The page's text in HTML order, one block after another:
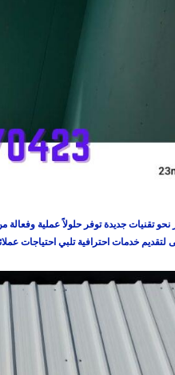
نحو تقنيات جديدة توفر حلولاً عملية
خدمات احترافية تلبي احتياجات